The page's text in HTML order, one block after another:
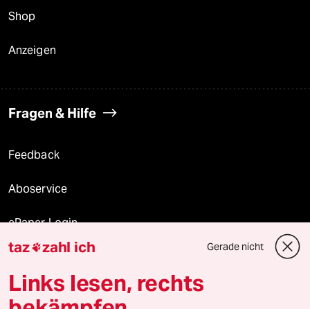
Shop
Anzeigen
Fragen & Hilfe
Feedback
Aboservice
ePaper Login
Downloads für Abonnierende
taz zahl ich Gerade nicht
Links lesen, rechts